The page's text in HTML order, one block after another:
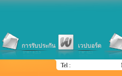
การรับประกัน เวปบอร์ด
Tel :